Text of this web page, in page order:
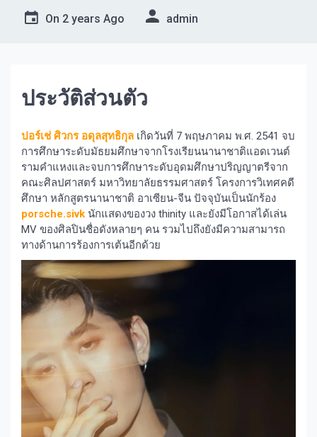
On 2 years Ago admin
ประวัติส่วนตัว
ปอร์เช่ ศิวกร อดุลสุทธิกุล เกิดวันที่ 7 พฤษภาคม พ.ศ. 2541 จบ
การศึกษาระดับมัธยมศึกษาจากโรงเรียนนานาชาติแอดเวนต์
รามคำแหงและจบการศึกษาระดับอุดมศึกษาปริญญาตรีจาก
คณะศิลปศาสตร์ มหาวิทยาลัยธรรมศาสตร์ โครงการวิเทศคดี
ศึกษา หลักสูตรนานาชาติ อาเซียน-จีน ปัจจุบันเป็นนักร้อง
porsche.sivk นักแสดงของวง thinity และยังมีโอกาสได้เล่น
MV ของศิลปินชื่อดังหลายๆ คน รวมไปถึงยังมีความสามารถ
ทางด้านการร้องการเต้นอีกด้วย